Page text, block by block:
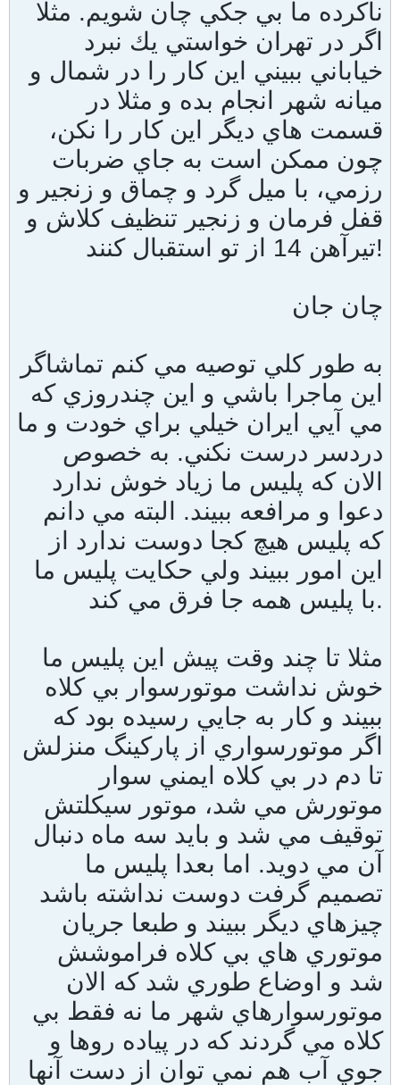
ناكرده ما بي جكي چان شويم. مثلا
اگر در تهران خواستي يك نبرد
خياباني ببيني اين كار را در شمال و
ميانه شهر انجام بده و مثلا در
قسمت هاي ديگر اين كار را نكن،
چون ممكن است به جاي ضربات
رزمي، با ميل گرد و چماق و زنجير و
قفل فرمان و زنجير تنظيف كلاش و
تيرآهن 14 از تو استقبال كنند!
چان جان
به طور كلي توصيه مي كنم تماشاگر
اين ماجرا باشي و اين چندروزي كه
مي آيي ايران خيلي براي خودت و ما
دردسر درست نكني. به خصوص
الان كه پليس ما زياد خوش ندارد
دعوا و مرافعه ببيند. البته مي دانم
كه پليس هيچ كجا دوست ندارد از
اين امور ببيند ولي حكايت پليس ما
با پليس همه جا فرق مي كند.
مثلا تا چند وقت پيش اين پليس ما
خوش نداشت موتورسوار بي كلاه
ببيند و كار به جايي رسيده بود كه
اگر موتورسواري از پاركينگ منزلش
تا دم در بي كلاه ايمني سوار
موتورش مي شد، موتور سيكلتش
توقيف مي شد و بايد سه ماه دنبال
آن مي دويد. اما بعدا پليس ما
تصميم گرفت دوست نداشته باشد
چيزهاي ديگر ببيند و طبعا جريان
موتوري هاي بي كلاه فراموشش
شد و اوضاع طوري شد كه الان
موتورسوارهاي شهر ما نه فقط بي
كلاه مي گردند كه در پياده روها و
جوي آب هم نمي توان از دست آنها